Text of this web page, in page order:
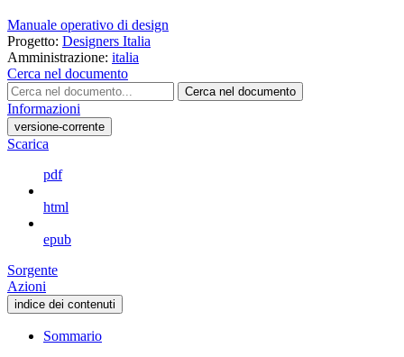
Manuale operativo di design
Progetto: Designers Italia
Amministrazione: italia
Cerca nel documento
Cerca nel documento
Informazioni
versione-corrente
Scarica
pdf
html
epub
Sorgente
Azioni
indice dei contenuti
Sommario